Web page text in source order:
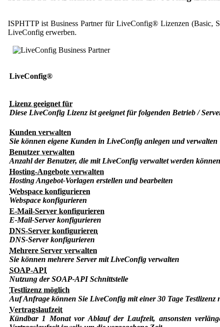
ISPHTTP ist Business Partner für LiveConfig® Lizenzen (Basic,
LiveConfig erwerben.
LiveConfig®
Lizenz geeignet für
Diese LiveConfig Lizenz ist geeignet für folgenden Betrieb /
Kunden verwalten
Sie können eigene Kunden in LiveConfig anlegen und verwalten
Benutzer verwalten
Anzahl der Benutzer, die mit LiveConfig verwaltet werden können
Hosting-Angebote verwalten
Hosting Angebot-Vorlagen erstellen und bearbeiten
Webspace konfigurieren
Webspace konfigurieren
E-Mail-Server konfigurieren
E-Mail-Server konfigurieren
DNS-Server konfigurieren
DNS-Server konfigurieren
Mehrere Server verwalten
Sie können mehrere Server mit LiveConfig verwalten
SOAP-API
Nutzung der SOAP-API Schnittstelle
Testlizenz möglich
Auf Anfrage können Sie LiveConfig mit einer 30 Tage Testlizenz
Vertragslaufzeit
Kündbar 1 Monat vor Ablauf der Laufzeit, ansonsten